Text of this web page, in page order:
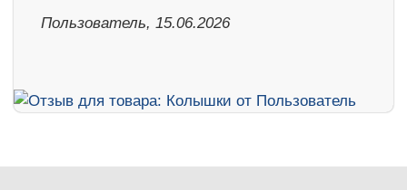
Пользователь, 15.06.2026